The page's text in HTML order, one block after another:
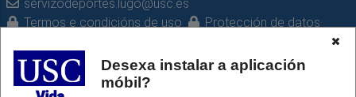
servizodeportes.lugo@usc.es
Termos e condicións de uso
Protección de datos
Desexa instalar a aplicación
móbil?